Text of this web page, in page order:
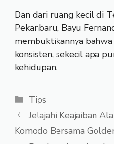
Dan dari ruang kecil di
Pekanbaru, Bayu
membuktikannya
konsisten, sekecil apa
kehidupan.
Kategori
Tips
Jelajahi Keajaiban
Komodo Bersama